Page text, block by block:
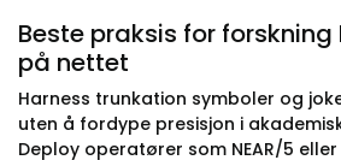
Beste praksis for forskning
på nettet
Harness trunkation symboler og
uten å fordype presisjon i
Deploy operatører som NEAR/5